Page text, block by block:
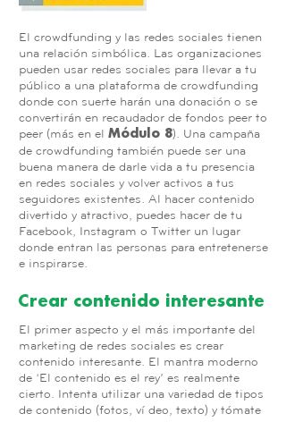
El crowdfunding y las redes sociales tienen
una relación simbólica. Las organizaciones
pueden usar redes sociales para llevar a tu
público a una plataforma de crowdfunding
donde con suerte harán una donación o se
convertirán en recaudador de fondos peer to
peer (más en el Módulo 8). Una campaña
de crowdfunding también puede ser una
buena manera de darle vida a tu presencia
en redes sociales y volver activos a tus
seguidores existentes. Al hacer contenido
divertido y atractivo, puedes hacer de tu
Facebook, Instagram o Twitter un lugar
donde entran las personas para entretenerse
e inspirarse.
Crear contenido interesante
El primer aspecto y el más importante del
marketing de redes sociales es crear
contenido interesante. El mantra moderno
de ‘El contenido es el rey’ es realmente
cierto. Intenta utilizar una variedad de tipos
de contenido (fotos, vídeo, texto) y tómate